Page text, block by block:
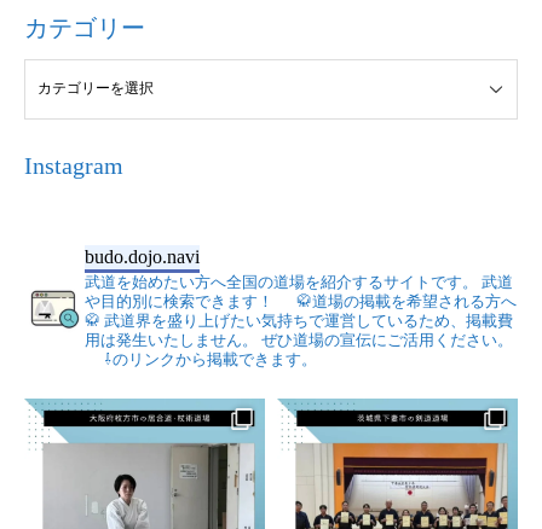
カテゴリー
Instagram
budo.dojo.navi
武道を始めたい方へ全国の道場を紹介するサイトです。
武道
や目的別に検索できます！
🥋道場の掲載を希望される方へ
🥋 武道界を盛り上げたい気持ちで運営しているため、掲載費
用は発生いたしません。
ぜひ道場の宣伝にご活用ください。
⇩のリンクから掲載できます。